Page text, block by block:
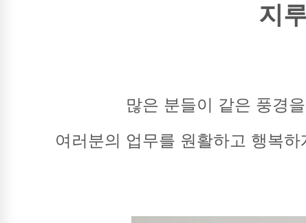
지
많은 분들이 같은 풍경
여러분의 업무를 원활하고 행복